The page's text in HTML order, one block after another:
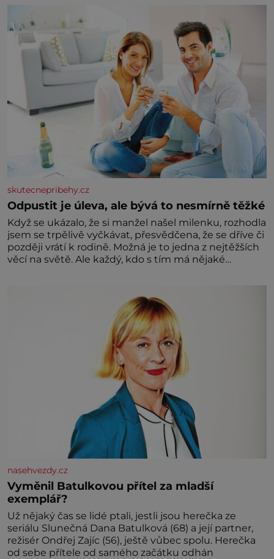
běžné. Její základní složky– sodík a chlór – jsou
skutecnepribehy.cz
Odpustit je úleva, ale bývá to nesmírně těžké
Když se ukázalo, že si manžel našel milenku, rozhodla
jsem se trpělivě vyčkávat, přesvědčena, že se dříve či
později vrátí k rodině. Možná je to jedna z nejtěžších
věcí na světě. Ale každý, kdo s tím má nějaké
nasehvezdy.cz
Vyměnil Batulkovou přítel za mladší
exemplář?
Už nějaký čas se lidé ptali, jestli jsou herečka ze
seriálu Slunečná Dana Batulková (68) a její partner,
režisér Ondřej Zajíc (56), ještě vůbec spolu. Herečka
od sebe přítele od samého začátku odhán